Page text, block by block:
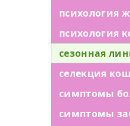
психология
психология
сезонная
селекция
симптомы
симптомы